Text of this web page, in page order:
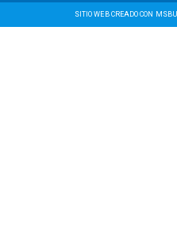
SITIO WEB CREADO CON